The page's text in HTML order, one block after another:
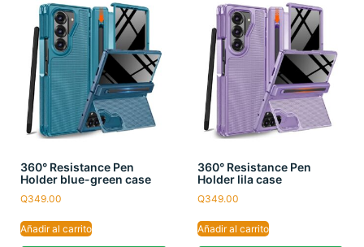
360° Resistance Pen
Holder blue-green case
Q349.00
Añadir al carrito
360° Resistance Pen
Holder lila case
Q349.00
Añadir al carrito